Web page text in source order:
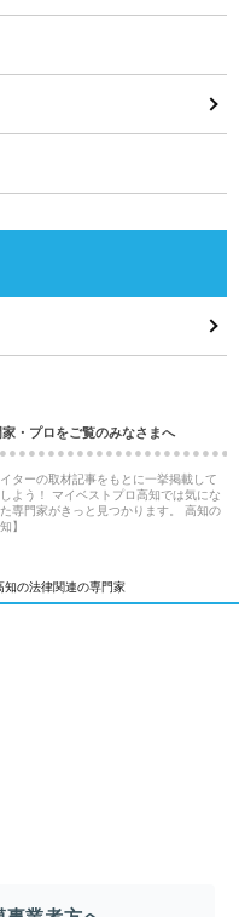
・プロをご覧のみなさまへ
ターの取材記事をもとに一挙掲載して
よう！ マイベストプロ高知では気にな
専門家がきっと見つかります。 高知の
】
知の法律関連の専門家